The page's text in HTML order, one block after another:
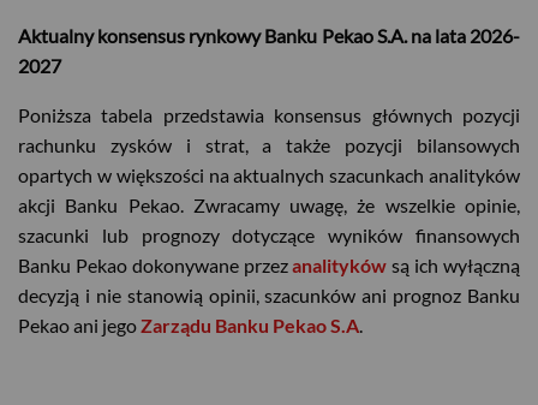
Aktualny konsensus rynkowy Banku Pekao S.A. na lata 2026-
2027
Poniższa tabela przedstawia konsensus głównych pozycji
rachunku zysków i strat, a także pozycji bilansowych
opartych w większości na aktualnych szacunkach analityków
akcji Banku Pekao. Zwracamy uwagę, że wszelkie opinie,
szacunki lub prognozy dotyczące wyników finansowych
Banku Pekao dokonywane przezanalityków są ich wyłączną
decyzją i nie stanowią opinii, szacunków ani prognoz Banku
Pekao ani jegoZarządu Banku Pekao S.A.